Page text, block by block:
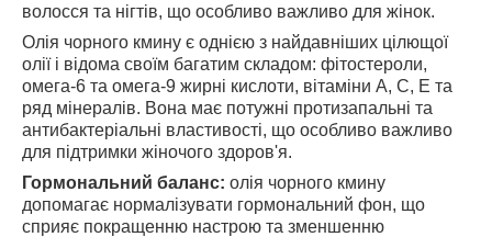
волосся та нігтів, що особливо важливо для жінок.
Олія чорного кмину є однією з найдавніших цілющої
олії і відома своїм багатим складом: фітостероли,
омега-6 та омега-9 жирні кислоти, вітаміни A, C, E та
ряд мінералів. Вона має потужні протизапальні та
антибактеріальні властивості, що особливо важливо
для підтримки жіночого здоров'я.
Гормональний баланс: олія чорного кмину
допомагає нормалізувати гормональний фон, що
сприяє покращенню настрою та зменшенню